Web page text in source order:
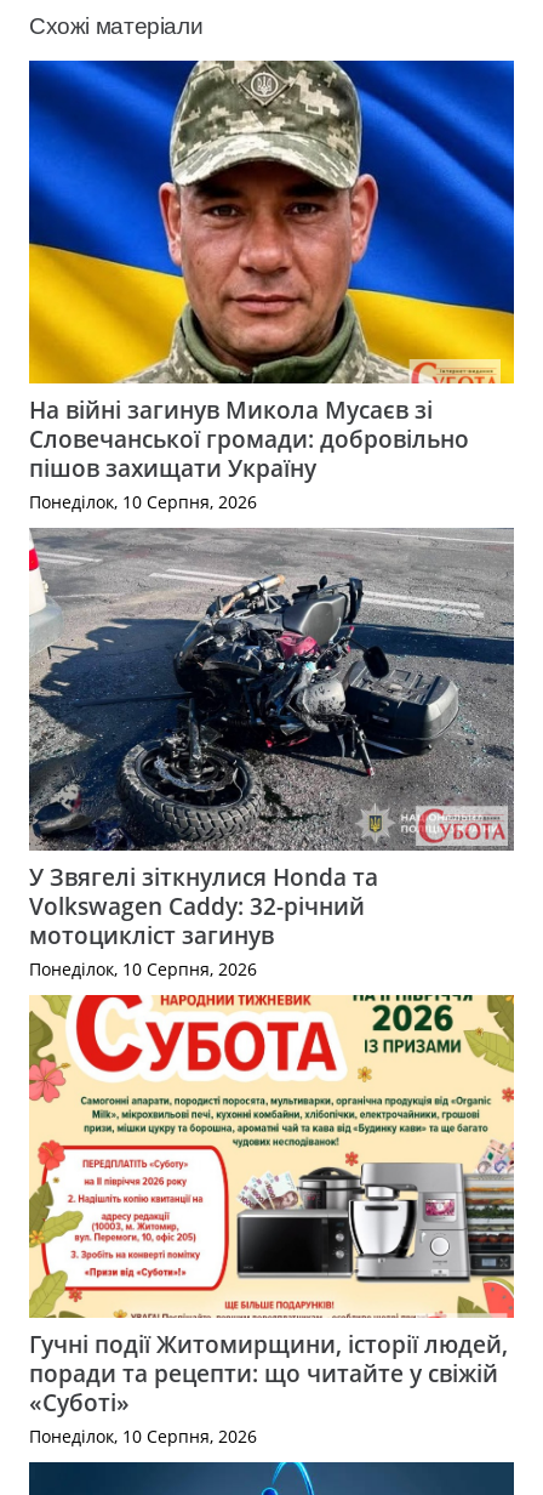
Схожі матеріали
На війні загинув Микола Мусаєв зі
Словечанської громади: добровільно
пішов захищати Україну
Понеділок, 10 Серпня, 2026
У Звягелі зіткнулися Honda та
Volkswagen Caddy: 32-річний
мотоцикліст загинув
Понеділок, 10 Серпня, 2026
Гучні події Житомирщини, історії людей,
поради та рецепти: що читайте у свіжій
«Суботі»
Понеділок, 10 Серпня, 2026